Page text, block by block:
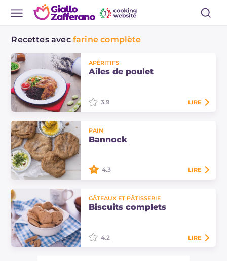
Recettes avec farine complète
APÉRITIFS
Ailes de poulet
savoureuse à déguster en bonne
compagnie, peut-être avec des
3.9 LIRE
PAIN
Bannock
des peuples indigènes d'Amérique
du Nord : essayez notre version avec
4.3 LIRE
GÂTEAUX ET PÂTISSERIE
Biscuits complets
4.2 LIRE